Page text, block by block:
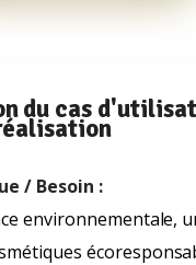
du cas
/ Besoin :
environnementale,